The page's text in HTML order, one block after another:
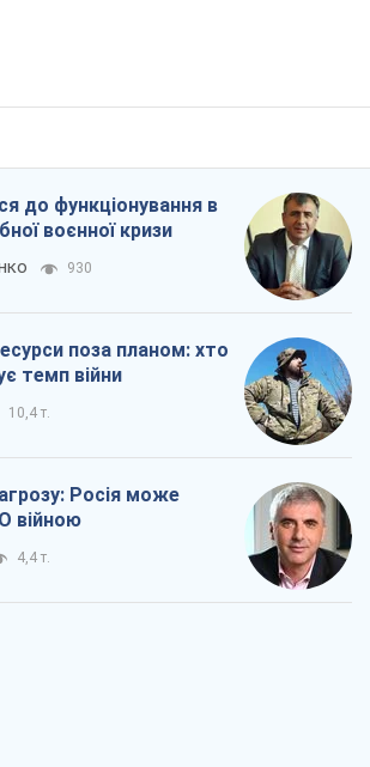
до функціонування в
воєнної кризи
930
поза планом: хто
темп війни
10,4 т.
Росія може
війною
4,4 т.